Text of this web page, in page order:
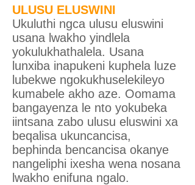
ULUSU ELUSWINI
Ukuluthi ngca ulusu eluswini
usana lwakho yindlela
yokulukhathalela. Usana
lunxiba inapukeni kuphela luze
lubekwe ngokukhuselekileyo
kumabele akho aze. Oomama
bangayenza le nto yokubeka
iintsana zabo ulusu eluswini xa
beqalisa ukuncancisa,
bephinda bencancisa okanye
nangeliphi ixesha wena nosana
lwakho enifuna ngalo.